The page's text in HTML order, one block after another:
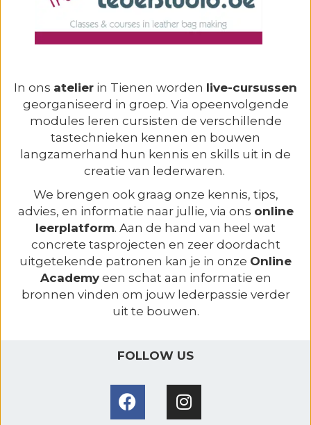
In ons atelier in Tienen worden live-cursussen
georganiseerd in groep. Via opeenvolgende
modules leren cursisten de verschillende
tastechnieken kennen en bouwen
langzamerhand hun kennis en skills uit in de
creatie van lederwaren.
We brengen ook graag onze kennis, tips,
advies, en informatie naar jullie, via ons online
leerplatform. Aan de hand van heel wat
concrete tasprojecten en zeer doordacht
uitgetekende patronen kan je in onze Online
Academyeen schat aan informatie en
bronnen vinden om jouw lederpassie verder
uit te bouwen.
FOLLOW US